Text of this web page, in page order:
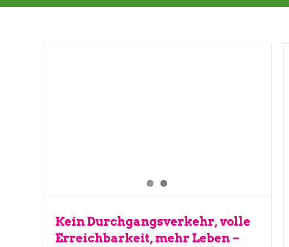
Kein Durchgangsverkehr, volle
Erreichbarkeit, mehr Leben –